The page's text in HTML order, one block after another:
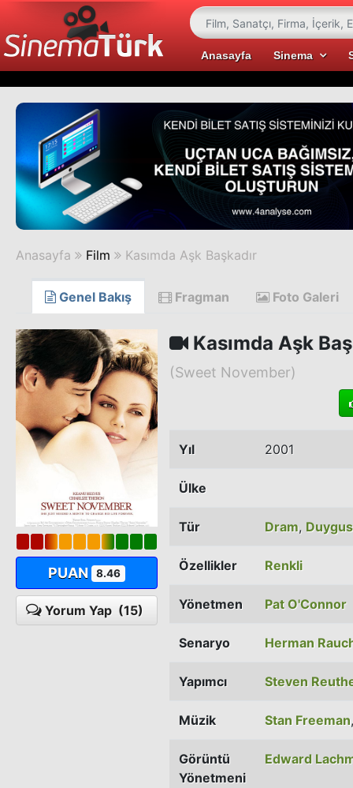
Anasayfa Sinema
Anasayfa Film Kasımda Aşk Başkadır
Genel Bakış Fragman Foto Galeri
PUAN 8.46
Yorum Yap (15)
Kasımda Aşk
(Sweet November)
Yıl 2001
Ülke
Tür Dram,
Özellikler Renkli
Yönetmen Pat O'Connor
Senaryo Herman
Yapımcı Steven
Müzik Stan Freeman
Görüntü
Yönetmeni
Edward